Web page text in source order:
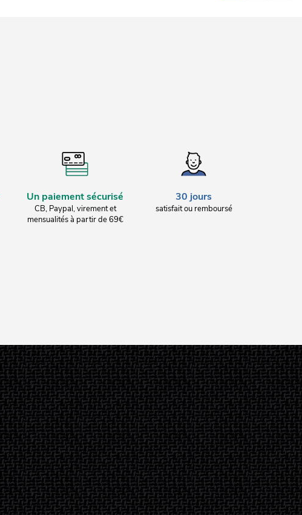
Un paiement sécurisé
CB, Paypal, virement et
mensualités à partir de 69€
30 jours
satisfait ou remboursé